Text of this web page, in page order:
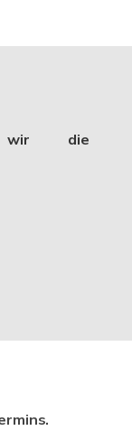
wir die